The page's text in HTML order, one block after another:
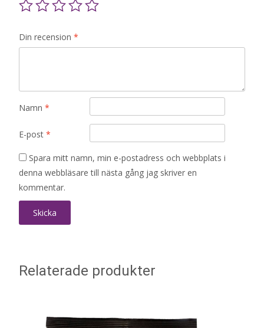
Din recension *
Namn *
E-post *
Spara mitt namn, min e-postadress och webbplats i
denna webbläsare till nästa gång jag skriver en
kommentar.
Relaterade produkter